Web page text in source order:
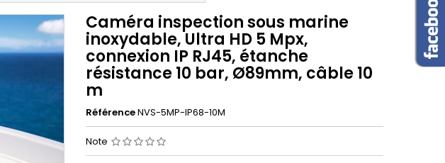
Caméra inspection sous marine
inoxydable, Ultra HD 5 Mpx,
connexion IP RJ45, étanche
résistance 10 bar, Ø89mm, câble 10
m
RéférenceNVS-5MP-IP68-10M
Note